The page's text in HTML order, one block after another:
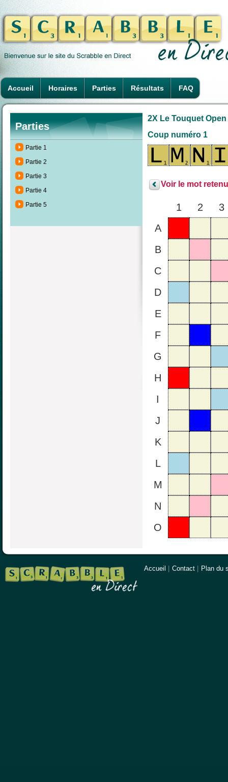
Accueil Horaires Parties Résultats FAQ
Parties
Partie 1
Partie 2
Partie 3
Partie 4
Partie 5
2X Le Touquet
Coup numéro 1
Voir le mot
1 2
3
A
B
C
D
E
F
G
H
I
J
K
L
M
N
O
Accueil Contact Plan du